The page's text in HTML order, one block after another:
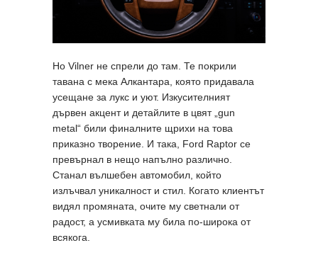
Но Vilner не спрели до там. Те покрили
тавана с мека Алкантара, която придавала
усещане за лукс и уют. Изкусителният
дървен акцент и детайлите в цвят „gun
metal“ били финалните щрихи на това
приказно творение. И така, Ford Raptor се
превърнал в нещо напълно различно.
Станал вълшебен автомобил, който
излъчвал уникалност и стил. Когато клиентът
видял промяната, очите му светнали от
радост, а усмивката му била по-широка от
всякога.